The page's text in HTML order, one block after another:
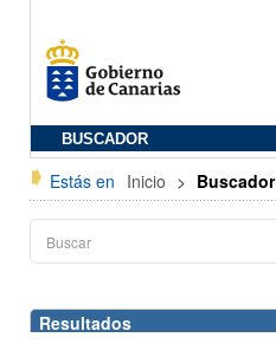
BUSCADOR
Estás en Inicio > Buscador
Resultados